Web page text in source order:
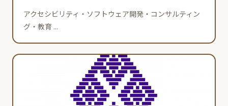
アクセシビリティ・ソフトウェア開発・コンサルティン
グ・教育 ...